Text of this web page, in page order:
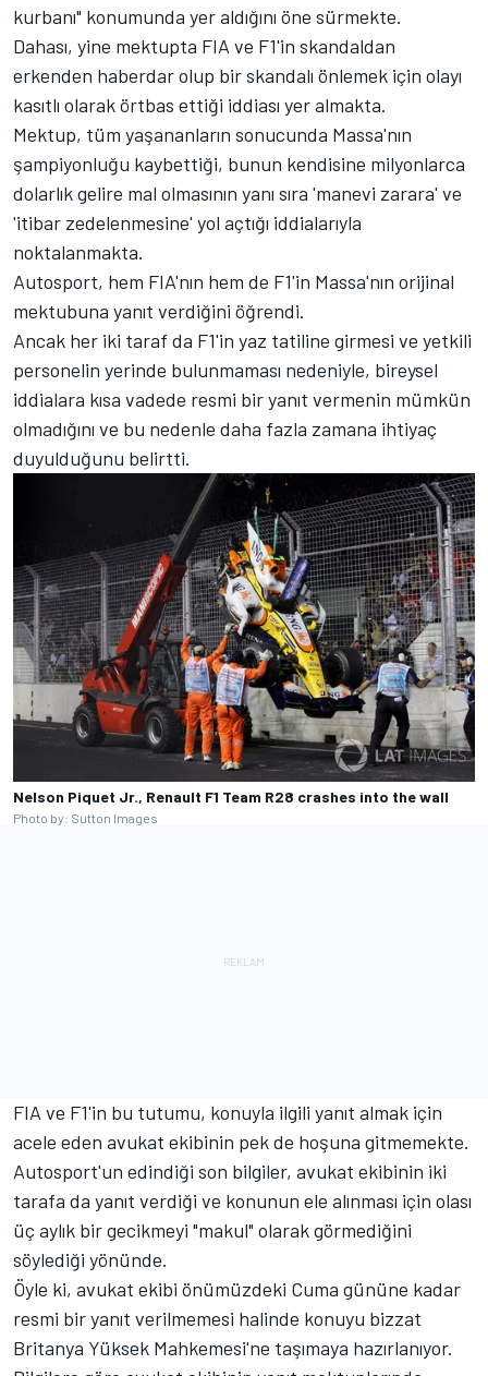
kurbanı" konumunda yer aldığını öne sürmekte.
Dahası, yine mektupta FIA ve F1'in skandaldan
erkenden haberdar olup bir skandalı önlemek için olayı
kasıtlı olarak örtbas ettiği iddiası yer almakta.
Mektup, tüm yaşananların sonucunda Massa'nın
şampiyonluğu kaybettiği, bunun kendisine milyonlarca
dolarlık gelire mal olmasının yanı sıra 'manevi zarara' ve
'itibar zedelenmesine' yol açtığı iddialarıyla
noktalanmakta.
Autosport, hem FIA'nın hem de F1'in Massa'nın orijinal
mektubuna yanıt verdiğini öğrendi.
Ancak her iki taraf da F1'in yaz tatiline girmesi ve yetkili
personelin yerinde bulunmaması nedeniyle, bireysel
iddialara kısa vadede resmi bir yanıt vermenin mümkün
olmadığını ve bu nedenle daha fazla zamana ihtiyaç
duyulduğunu belirtti.
Nelson Piquet Jr., Renault F1 Team R28 crashes into the wall
Photo by: Sutton Images
FIA ve F1'in bu tutumu, konuyla ilgili yanıt almak için
acele eden avukat ekibinin pek de hoşuna gitmemekte.
Autosport'un edindiği son bilgiler, avukat ekibinin iki
tarafa da yanıt verdiği ve konunun ele alınması için olası
üç aylık bir gecikmeyi "makul" olarak görmediğini
söylediği yönünde.
Öyle ki, avukat ekibi önümüzdeki Cuma gününe kadar
resmi bir yanıt verilmemesi halinde konuyu bizzat
Britanya Yüksek Mahkemesi'ne taşımaya hazırlanıyor.